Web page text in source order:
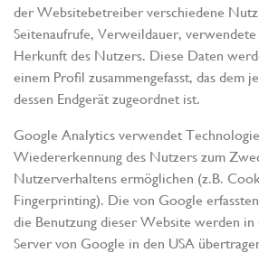
der Websitebetreiber verschiedene
Seitenaufrufe, Verweildauer,
Herkunft des Nutzers. Diese Daten
einem Profil zusammengefasst, das dem
dessen Endgerät zugeordnet ist.
Google Analytics verwendet
Wiedererkennung des Nutzers zum
Nutzerverhaltens ermöglichen (z.B.
Fingerprinting). Die von Google
die Benutzung dieser Website werden in
Server von Google in den USA